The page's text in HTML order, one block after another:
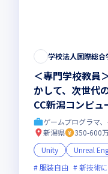
学校法人国際総合
＜専門学校教員
かして、次世代
CC新潟コンピ
ゲームプログラマ
新潟県
350-600
Unity
Unreal
服装自由
新技術